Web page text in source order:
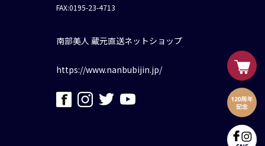
FAX:0195-23-4713
南部美人 蔵元直送ネットショップ
https://www.nanbubijin.jp/